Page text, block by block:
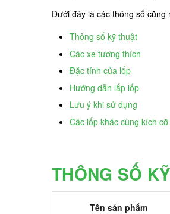
Dưới đây là các thông số
Thông số kỹ thuật
Các xe tương thích
Đặc tính của lốp
Hướng dẫn lắp lốp
Lưu ý khi sử dụng
Các lốp khác cùng kích cỡ
THÔNG SỐ
Tên sản phẩm